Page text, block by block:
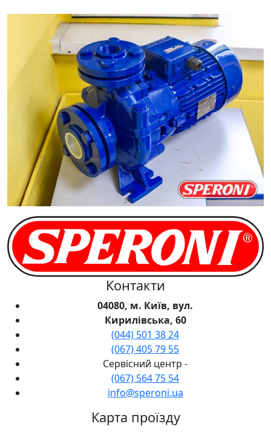
Контакти
04080, м. Київ, вул.
Кирилівська, 60
(044) 501 38 24
(067) 405 79 55
Сервісний центр -
(067) 564 75 54
info@speroni.ua
Карта проїзду